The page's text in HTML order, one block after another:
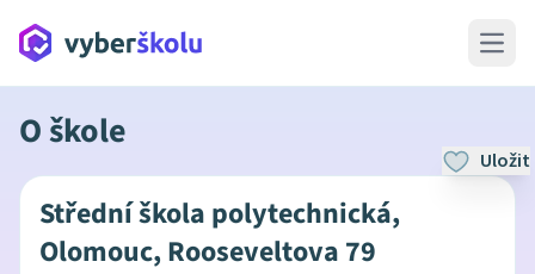
Open
O škole
Uložit
Střední škola polytechnická,
Olomouc, Rooseveltova 79